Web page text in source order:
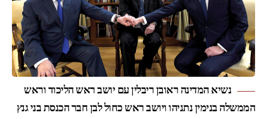
נשיא המדינה ראובן ריבלין עם יושב ראש הליכוד וראש
הממשלה בנימין נתניהו ויושב ראש כחול לבן חבר הכנסת בני גנץ